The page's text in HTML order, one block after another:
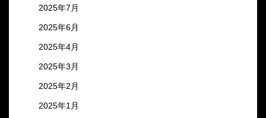
2025年7月
2025年6月
2025年4月
2025年3月
2025年2月
2025年1月